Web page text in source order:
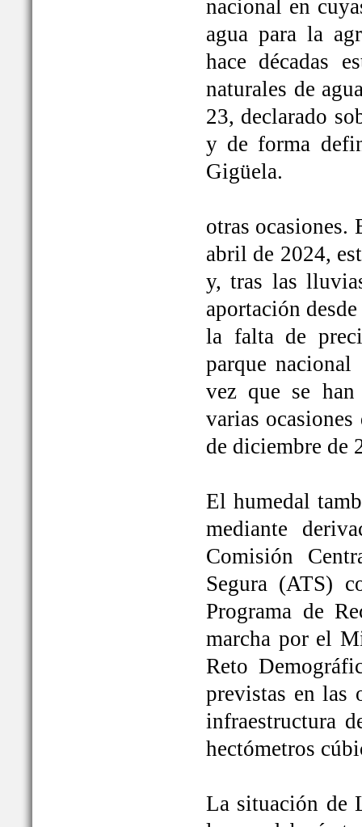
nacional en
agua para la
hace décadas
naturales de
23, declarado
y de forma
Gigüela.
otras ocasiones.
abril de 2024,
y, tras las
aportación
la falta de
parque
vez que se
varias
de diciembre de
El humedal
mediante
Comisión
Segura (ATS)
Programa de
marcha por el
Reto
previstas en las
infraestructura
hectómetros
La situación de